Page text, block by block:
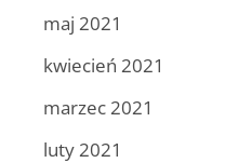
maj 2021
kwiecień 2021
marzec 2021
luty 2021